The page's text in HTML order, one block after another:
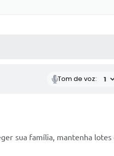
Tom de voz:
sua família, mantenha